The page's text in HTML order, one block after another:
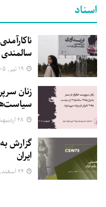
اسناد
زنان
ایران